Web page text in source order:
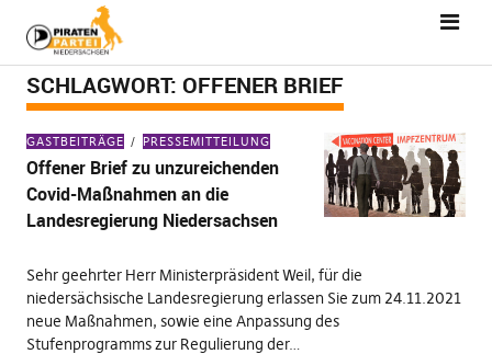
SCHLAGWORT: OFFENER BRIEF
GASTBEITRÄGE PRESSEMITTEILUNG
Offener Brief zu unzureichenden
Covid-Maßnahmen an die
Landesregierung Niedersachsen
Sehr geehrter Herr Ministerpräsident Weil, für die
niedersächsische Landesregierung erlassen Sie zum 24.11.2021
neue Maßnahmen, sowie eine Anpassung des
Stufenprogramms zur Regulierung der…